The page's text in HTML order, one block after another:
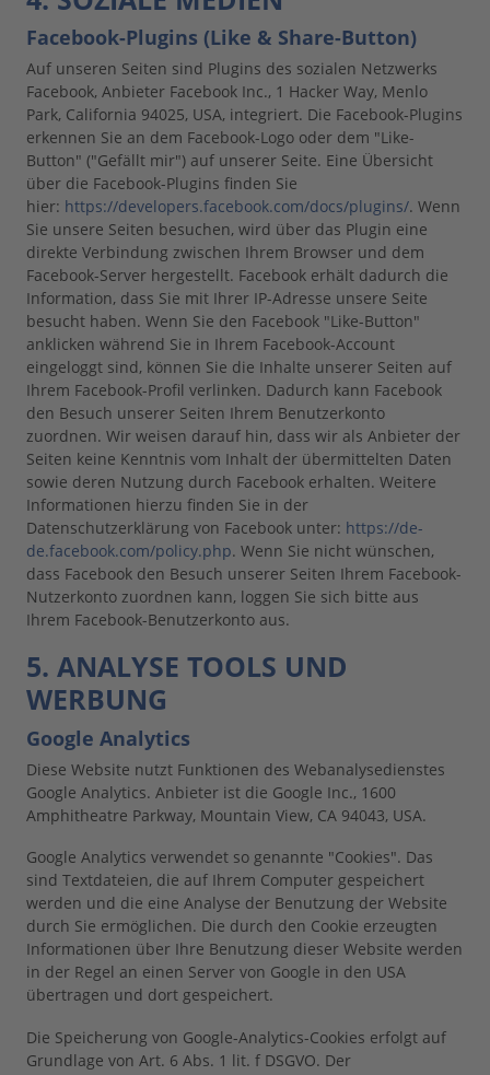
Facebook-Plugins (Like & Share-Button)
Auf unseren Seiten sind Plugins des sozialen Netzwerks
Facebook, Anbieter Facebook Inc., 1 Hacker Way, Menlo
Park, California 94025, USA, integriert. Die Facebook-Plugins
erkennen Sie an dem Facebook-Logo oder dem "Like-
Button" ("Gefällt mir") auf unserer Seite. Eine Übersicht
über die Facebook-Plugins finden Sie
hier: https://developers.facebook.com/docs/plugins/. Wenn
Sie unsere Seiten besuchen, wird über das Plugin eine
direkte Verbindung zwischen Ihrem Browser und dem
Facebook-Server hergestellt. Facebook erhält dadurch die
Information, dass Sie mit Ihrer IP-Adresse unsere Seite
besucht haben. Wenn Sie den Facebook "Like-Button"
anklicken während Sie in Ihrem Facebook-Account
eingeloggt sind, können Sie die Inhalte unserer Seiten auf
Ihrem Facebook-Profil verlinken. Dadurch kann Facebook
den Besuch unserer Seiten Ihrem Benutzerkonto
zuordnen. Wir weisen darauf hin, dass wir als Anbieter der
Seiten keine Kenntnis vom Inhalt der übermittelten Daten
sowie deren Nutzung durch Facebook erhalten. Weitere
Informationen hierzu finden Sie in der
Datenschutzerklärung von Facebook unter: https://de-
de.facebook.com/policy.php. Wenn Sie nicht wünschen,
dass Facebook den Besuch unserer Seiten Ihrem Facebook-
Nutzerkonto zuordnen kann, loggen Sie sich bitte aus
Ihrem Facebook-Benutzerkonto aus.
5. ANALYSE TOOLS UND
WERBUNG
Google Analytics
Diese Website nutzt Funktionen des Webanalysedienstes
Google Analytics. Anbieter ist die Google Inc., 1600
Amphitheatre Parkway, Mountain View, CA 94043, USA.
Google Analytics verwendet so genannte "Cookies". Das
sind Textdateien, die auf Ihrem Computer gespeichert
werden und die eine Analyse der Benutzung der Website
durch Sie ermöglichen. Die durch den Cookie erzeugten
Informationen über Ihre Benutzung dieser Website werden
in der Regel an einen Server von Google in den USA
übertragen und dort gespeichert.
Die Speicherung von Google-Analytics-Cookies erfolgt auf
Grundlage von Art. 6 Abs. 1 lit. f DSGVO. Der